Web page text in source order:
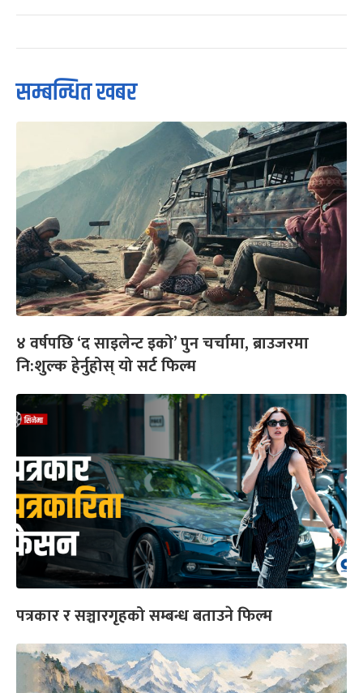
सम्बन्धित खबर
४ वर्षपछि ‘द साइलेन्ट इको’ पुन चर्चामा, ब्राउजरमा
नि:शुल्क हेर्नुहोस् यो सर्ट फिल्म
पत्रकार र सञ्चारगृहको सम्बन्ध बताउने फिल्म